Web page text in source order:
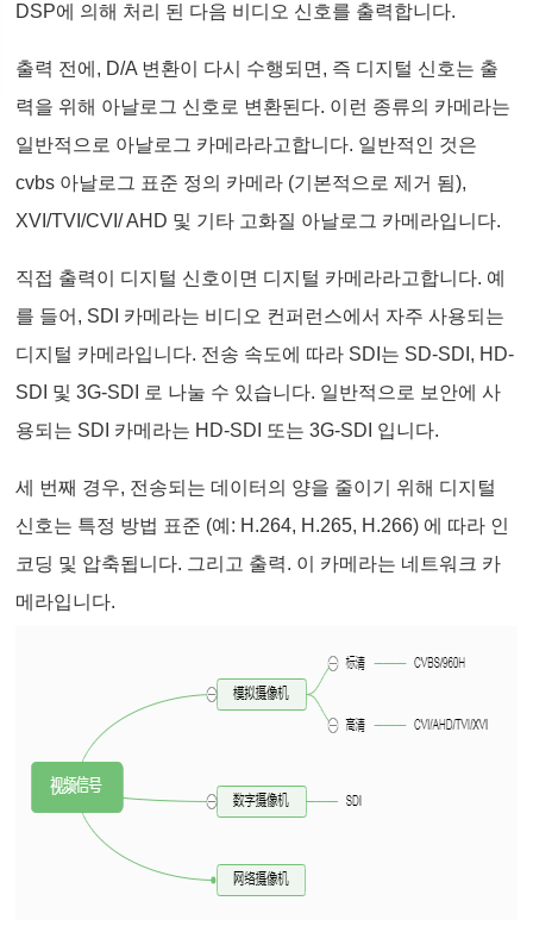
DSP에 의해 처리 된 다음 비디오 신호를 출력합니다.
출력 전에, D/A 변환이 다시 수행되면, 즉 디지털 신호는 출
력을 위해 아날로그 신호로 변환된다. 이런 종류의 카메라는
일반적으로 아날로그 카메라라고합니다. 일반적인 것은
cvbs 아날로그 표준 정의 카메라 (기본적으로 제거 됨),
XVI/TVI/CVI/ AHD 및 기타 고화질 아날로그 카메라입니다.
직접 출력이 디지털 신호이면 디지털 카메라라고합니다. 예
를 들어, SDI 카메라는 비디오 컨퍼런스에서 자주 사용되는
디지털 카메라입니다. 전송 속도에 따라 SDI는 SD-SDI, HD-
SDI 및 3G-SDI 로 나눌 수 있습니다. 일반적으로 보안에 사
용되는 SDI 카메라는 HD-SDI 또는 3G-SDI 입니다.
세 번째 경우, 전송되는 데이터의 양을 줄이기 위해 디지털
신호는 특정 방법 표준 (예: H.264, H.265, H.266) 에 따라 인
코딩 및 압축됩니다. 그리고 출력. 이 카메라는 네트워크 카
메라입니다.